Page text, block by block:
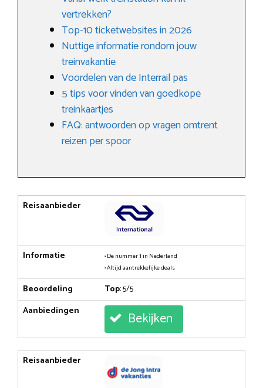
vertrekken?
Top-10 ticketwebsites in 2026
Nuttige informatie rondom jouw
treinvakantie
Voordelen van de Interrail pas
5 tips voor vinden van goedkope
treinkaartjes
FAQ: antwoorden op vragen omtrent
reizen per spoor
Reisaanbieder
Informatie
• De nummer 1 in Nederland
• Altijd aantrekkelijke deals
Beoordeling Top: 5/5
Aanbiedingen
Bekijken
Reisaanbieder